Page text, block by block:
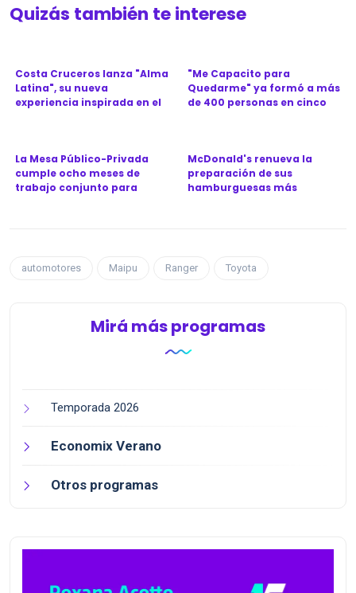
Quizás también te interese
Costa Cruceros lanza "Alma
Latina", su nueva
experiencia inspirada en el
"Me Capacito para
Quedarme" ya formó a más
de 400 personas en cinco
La Mesa Público-Privada
cumple ocho meses de
trabajo conjunto para
McDonald's renueva la
preparación de sus
hamburguesas más
automotores Maipu Ranger Toyota
Mirá más programas
Temporada 2026
Economix Verano
Otros programas